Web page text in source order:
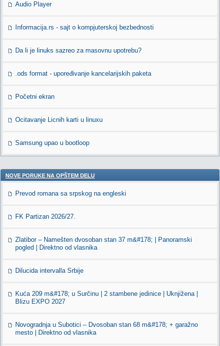
Audio Player
Informacija.rs - sajt o kompjuterskoj bezbednosti
Da li je linuks sazreo za masovnu upotrebu?
.ods format - upoređivanje kancelarijskih paketa
Početni ekran
Ocitavanje Licnih karti u linuxu
Samsung upao u bootloop
NOVE PORUKE NA OPŠTEM DELU
Prevod romana sa srpskog na engleski
FK Partizan 2026/27.
Zlatibor – Namešten dvosoban stan 37 m&#178; | Panoramski
pogled | Direktno od vlasnika
Dilucida intervalla Srbije
Kuća 209 m&#178; u Surčinu | 2 stambene jedinice | Uknjižena |
Blizu EXPO 2027
Novogradnja u Subotici – Dvosoban stan 68 m&#178; + garažno
mesto | Direktno od vlasnika